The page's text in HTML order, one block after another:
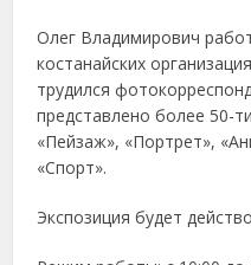
Олег Владимирович
костанайских
трудился
представлено более 50-
«Пейзаж», «Портрет»,
«Спорт».
Экспозиция будет